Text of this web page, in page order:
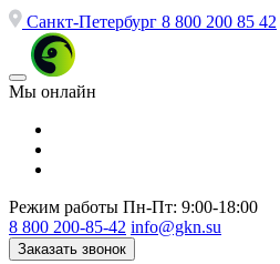
Санкт-Петербург 8 800 200 85 42
Мы онлайн
Режим работы Пн-Пт: 9:00-18:00
8 800 200-85-42 info@gkn.su
Заказать звонок